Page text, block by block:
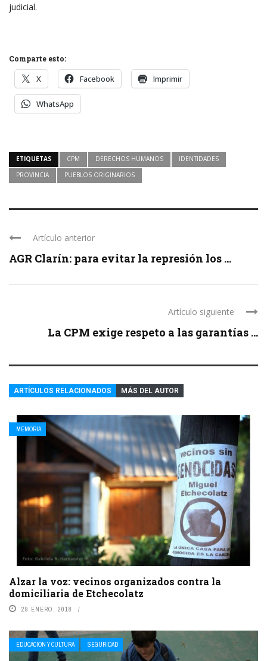
judicial.
Comparte esto:
X Facebook Imprimir
WhatsApp
ETIQUETAS CPM DERECHOS HUMANOS
IDENTIDADES
PROVINCIA
PUEBLOS ORIGINARIOS
Artículo anterior
AGR Clarín: para evitar la represión los ...
Artículo siguiente
La CPM exige respeto a las garantías ...
ARTÍCULOS RELACIONADOS MÁS DEL AUTOR
MEMORIA
Alzar la voz: vecinos organizados contra la
domiciliaria de Etchecolatz
29 ENERO, 2018
EDUCACIÓN Y CULTURA SEGURIDAD